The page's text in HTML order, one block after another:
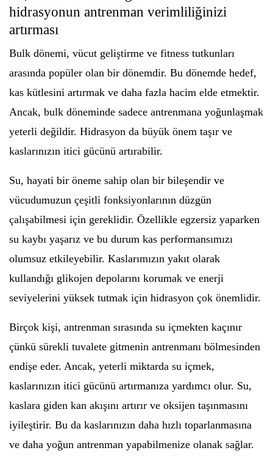
hidrasyonun antrenman verimliliğinizi
artırması
Bulk dönemi, vücut geliştirme ve fitness tutkunları
arasında popüler olan bir dönemdir. Bu dönemde hedef,
kas kütlesini artırmak ve daha fazla hacim elde etmektir.
Ancak, bulk döneminde sadece antrenmana yoğunlaşmak
yeterli değildir. Hidrasyon da büyük önem taşır ve
kaslarınızın itici gücünü artırabilir.
Su, hayati bir öneme sahip olan bir bileşendir ve
vücudumuzun çeşitli fonksiyonlarının düzgün
çalışabilmesi için gereklidir. Özellikle egzersiz yaparken
su kaybı yaşarız ve bu durum kas performansımızı
olumsuz etkileyebilir. Kaslarımızın yakıt olarak
kullandığı glikojen depolarını korumak ve enerji
seviyelerini yüksek tutmak için hidrasyon çok önemlidir.
Birçok kişi, antrenman sırasında su içmekten kaçınır
çünkü sürekli tuvalete gitmenin antrenmanı bölmesinden
endişe eder. Ancak, yeterli miktarda su içmek,
kaslarınızın itici gücünü artırmanıza yardımcı olur. Su,
kaslara giden kan akışını artırır ve oksijen taşınmasını
iyileştirir. Bu da kaslarınızın daha hızlı toparlanmasına
ve daha yoğun antrenman yapabilmenize olanak sağlar.